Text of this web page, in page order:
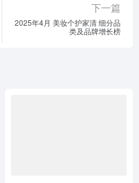
下一篇
2025年4月 美妆个护家清 细分品
类及品牌增长榜